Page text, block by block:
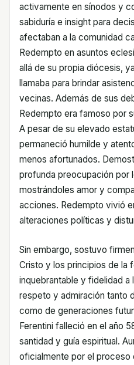
activamente en sínodos y
sabiduría e insight para
afectaban a la comunidad
Redempto en asuntos
allá de su propia diócesis,
llamaba para brindar
vecinas. Además de sus
Redempto era famoso por
A pesar de su elevado
permaneció humilde y
menos afortunados.
profunda preocupación por
mostrándoles amor y
acciones. Redempto vivió
alteraciones políticas y
Sin embargo, sostuvo
Cristo y los principios de la
inquebrantable y fidelidad a
respeto y admiración tanto
como de generaciones
Ferentini falleció en el año
santidad y guía espiritual.
oficialmente por el proceso